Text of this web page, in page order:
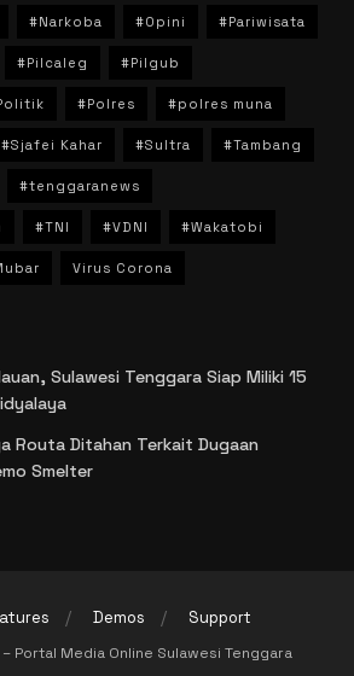
#Narkoba #Opini #Pariwisata
#Pilcaleg #Pilgub
#Polres #polres muna
#Sjafei Kahar #Sultra #Tambang
#tenggaranews
#TNI #VDNI #Wakatobi
Virus Corona
Sulawesi Tenggara Siap Miliki 15
Routa Ditahan Terkait Dugaan
Smelter
Demos Support
– Portal Media Online Sulawesi Tenggara